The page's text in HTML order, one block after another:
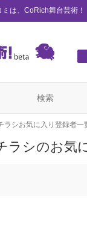
は、CoRich舞台芸術！
検索
ラシお気に入り登録者一
ラシのお気